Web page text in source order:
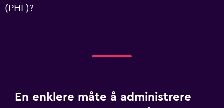
(PHL)?
En enklere måte å administrere